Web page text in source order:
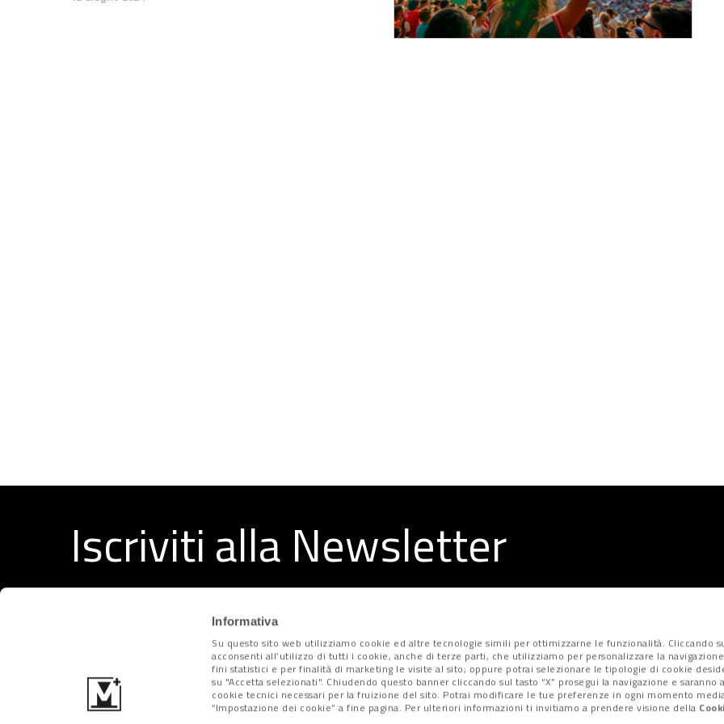
Informativa
Su questo sito web utilizziamo cookie ed altre tecnologie simili per ottimizzarne le funzionalità. Cliccando su
acconsenti all’utilizzo di tutti i cookie, anche di terze parti, che utilizziamo per personalizzare la
fini statistici e per finalità di marketing le visite al sito; oppure potrai selezionare le tipologie di cookie
su "Accetta selezionati". Chiudendo questo banner cliccando sul tasto “X” prosegui la navigazione e saranno
cookie tecnici necessari per la fruizione del sito. Potrai modificare le tue preferenze in ogni momento
“Impostazione dei cookie” a fine pagina. Per ulteriori informazioni ti invitiamo a prendere visione della
Iscriviti alla Newsletter
Metropolitano Privacy